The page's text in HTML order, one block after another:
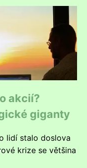
akcií?
giganty
lidí stalo doslova
krize se většina